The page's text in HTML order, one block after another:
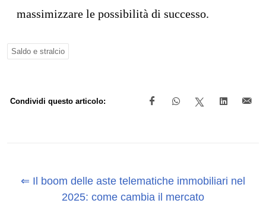
massimizzare le possibilità di successo.
Saldo e stralcio
Condividi questo articolo:
⇐ Il boom delle aste telematiche immobiliari nel
2025: come cambia il mercato